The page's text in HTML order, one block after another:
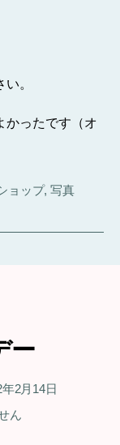
。
かったです（オ
ョップ, 写真
ー
年2月14日
ん